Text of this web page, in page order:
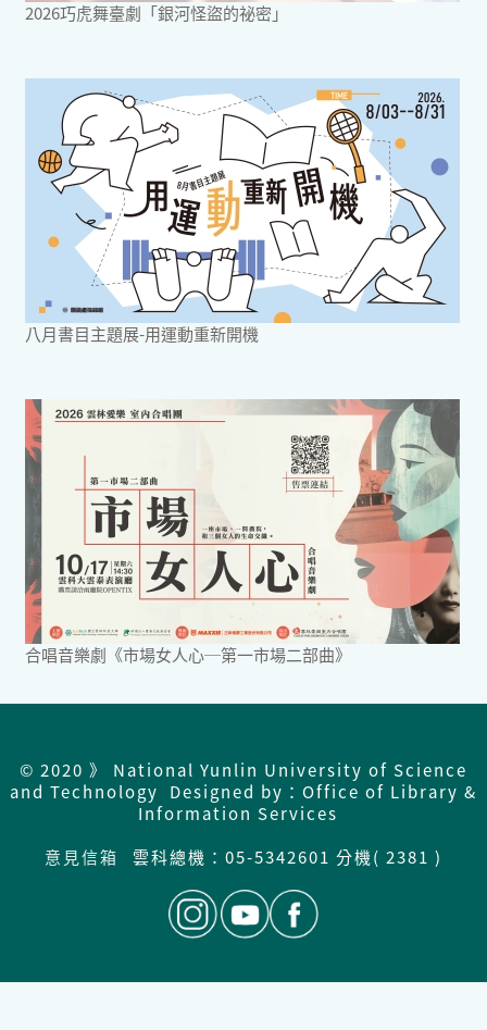
2026巧虎舞臺劇「銀河怪盜的祕密」
八月書目主題展-用運動重新開機
合唱音樂劇《市場女人心─第一市場二部曲》
© 2020 》 National Yunlin University of Science
and Technology Designed by：Office of Library &
Information Services
意見信箱
雲科總機： 05-5342601 分機( 2381 )